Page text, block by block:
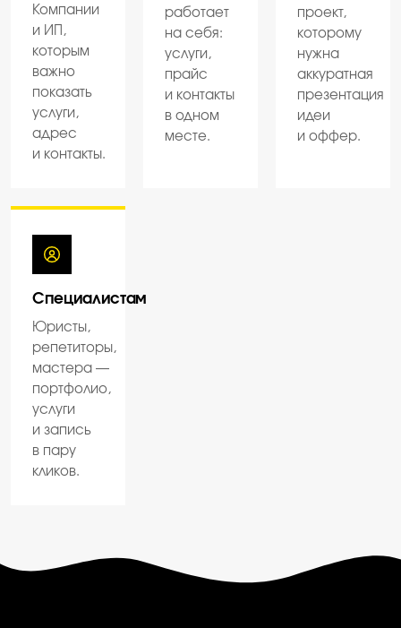
Компании
и ИП,
которым
важно
показать
услуги,
адрес
и контакты.
работает
на себя:
услуги,
прайс
и контакты
в одном
месте.
проект,
которому
нужна
аккуратная
презентация
идеи
и оффер.
Специалистам
Юристы,
репетиторы,
мастера —
портфолио,
услуги
и запись
в пару
кликов.